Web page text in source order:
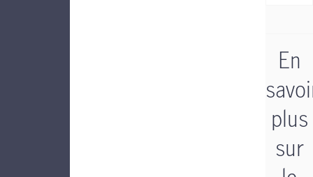
En
plus
sur